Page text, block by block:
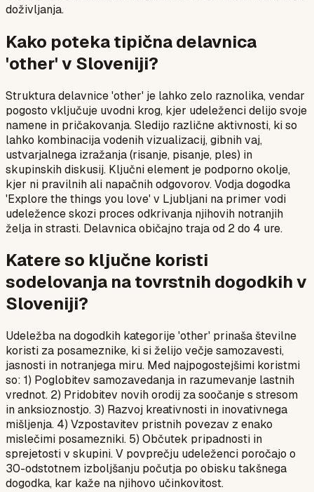
doživljanja.
Kako poteka tipična delavnica
'other' v Sloveniji?
Struktura delavnice 'other' je lahko zelo raznolika, vendar
pogosto vključuje uvodni krog, kjer udeleženci delijo svoje
namene in pričakovanja. Sledijo različne aktivnosti, ki so
lahko kombinacija vodenih vizualizacij, gibnih vaj,
ustvarjalnega izražanja (risanje, pisanje, ples) in
skupinskih diskusij. Ključni element je podporno okolje,
kjer ni pravilnih ali napačnih odgovorov. Vodja dogodka
'Explore the things you love' v Ljubljani na primer vodi
udeležence skozi proces odkrivanja njihovih notranjih
želja in strasti. Delavnica običajno traja od 2 do 4 ure.
Katere so ključne koristi
sodelovanja na tovrstnih dogodkih v
Sloveniji?
Udeležba na dogodkih kategorije 'other' prinaša številne
koristi za posameznike, ki si želijo večje samozavesti,
jasnosti in notranjega miru. Med najpogostejšimi koristmi
so: 1) Poglobitev samozavedanja in razumevanje lastnih
vrednot. 2) Pridobitev novih orodij za soočanje s stresom
in anksioznostjo. 3) Razvoj kreativnosti in inovativnega
mišljenja. 4) Vzpostavitev pristnih povezav z enako
mislečimi posamezniki. 5) Občutek pripadnosti in
sprejetosti v skupini. V povprečju udeleženci poročajo o
30-odstotnem izboljšanju počutja po obisku takšnega
dogodka, kar kaže na njihovo učinkovitost.